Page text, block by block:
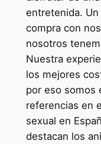
entretenida.
compra con
nosotros
Nuestra
los mejores
por eso somos
referencias en
sexual en
destacan los